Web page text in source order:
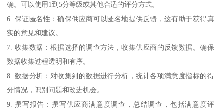
确。可以使用1到5分等级或其他合适的评分方式。
6. 保证匿名性：确保供应商可以匿名地提供反馈，这有助于获得真
实的意见和建议。
7. 收集数据：根据选择的调查方法，收集供应商的反馈数据。确保
数据收集过程透明和有序。
8. 数据分析：对收集到的数据进行分析，统计各项满意度指标的得
分情况，识别问题和改进机会。
9. 撰写报告：撰写供应商满意度调查，总结调查，包括满意度评